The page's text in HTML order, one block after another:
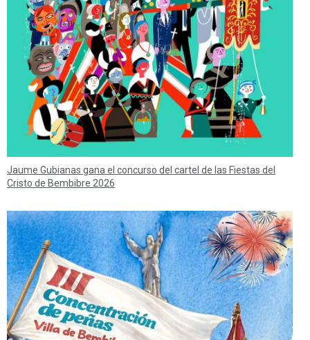
Jaume Gubianas gana el concurso del cartel de las Fiestas del
Cristo de Bembibre 2026